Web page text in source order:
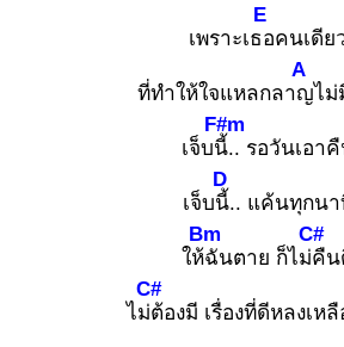
เพราะเธอ
E
คนเดีย
ที่ทำให้ใจแหลกลาญ
A
ไม่
เจ็บนี้.
F#m
. รอวันเอา
เจ็บนี้.
D
. แค้นทุกนา
ให้ฉั
Bm
นตาย ก็ไม่คื
C#
น
ไม่ต้
C#
องมี เรื่องที่ดีหลงเห